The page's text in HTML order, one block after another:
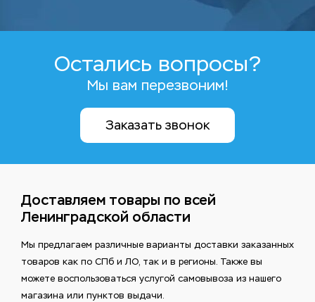
Остались вопросы?
Мы вам перезвоним!
Заказать звонок
Доставляем товары по всей
Ленинградской области
Мы предлагаем различные варианты доставки заказанных
товаров как по СПб и ЛО, так и в регионы. Также вы
можете воспользоваться услугой самовывоза из нашего
магазина или пунктов выдачи.